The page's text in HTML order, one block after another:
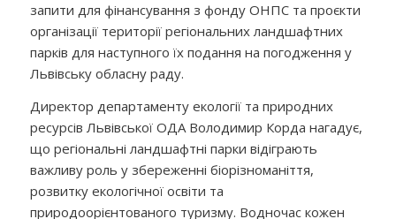
запити для фінансування з фонду ОНПС та проєкти
організації території регіональних ландшафтних
парків для наступного їх подання на погодження у
Львівську обласну раду.
Директор департаменту екології та природних
ресурсів Львівської ОДА Володимир Корда нагадує,
що регіональні ландшафтні парки відіграють
важливу роль у збереженні біорізноманіття,
розвитку екологічної освіти та
природоорієнтованого туризму. Водночас кожен